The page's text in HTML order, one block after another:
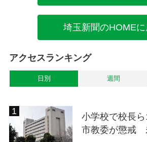
埼玉新聞のHOMEに
アクセスランキング
日別 週間
小学校で校長
市教委が懲戒